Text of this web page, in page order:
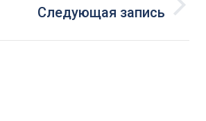
Следующая запись